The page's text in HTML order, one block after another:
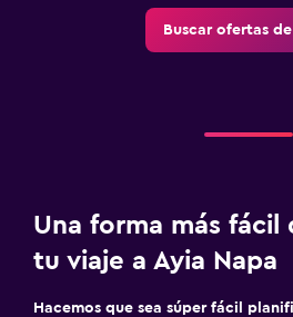
Muebles de exterior
Jardín
Terraza/patio
Buscar ofertas
Una forma más fácil
tu viaje a Ayia Napa
Hacemos que sea súper fácil